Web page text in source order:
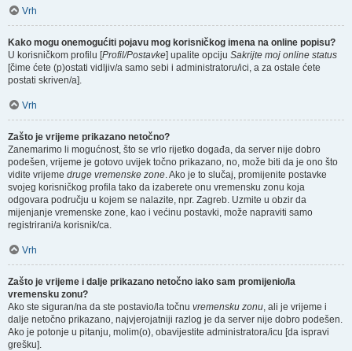
Vrh
Kako mogu onemogućiti pojavu mog korisničkog imena na online popisu?
U korisničkom profilu [Profil/Postavke] upalite opciju Sakrijte moj online status
[čime ćete (p)ostati vidljiv/a samo sebi i administratoru/ici, a za ostale ćete
postati skriven/a].
Vrh
Zašto je vrijeme prikazano netočno?
Zanemarimo li mogućnost, što se vrlo rijetko događa, da server nije dobro
podešen, vrijeme je gotovo uvijek točno prikazano, no, može biti da je ono što
vidite vrijeme druge vremenske zone. Ako je to slučaj, promijenite postavke
svojeg korisničkog profila tako da izaberete onu vremensku zonu koja
odgovara području u kojem se nalazite, npr. Zagreb. Uzmite u obzir da
mijenjanje vremenske zone, kao i većinu postavki, može napraviti samo
registrirani/a korisnik/ca.
Vrh
Zašto je vrijeme i dalje prikazano netočno iako sam promijenio/la
vremensku zonu?
Ako ste siguran/na da ste postavio/la točnu vremensku zonu, ali je vrijeme i
dalje netočno prikazano, najvjerojatniji razlog je da server nije dobro podešen.
Ako je potonje u pitanju, molim(o), obavijestite administratora/icu [da ispravi
grešku].